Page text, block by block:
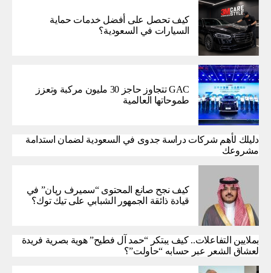
كيف تحصل على أفضل خدمات حماية
السيارات في السعودية؟
GAC تتجاوز حاجز 30 مليون مركبة وتعزز
طموحاتها العالمية
دليلك لأهم شركات دراسة جدوى في السعودية لضمان استدامة
مشروعك
كيف نجح صانع المحتوى “سميرف ريان” في
قيادة ذائقة الجمهور الشبابي على تيك توك؟
بملايين التفاعلات.. كيف يبتكر “حمد آل فطيح” هوية بصرية فريدة
لعشاق الشعر عبر حسابه “حاولت”؟